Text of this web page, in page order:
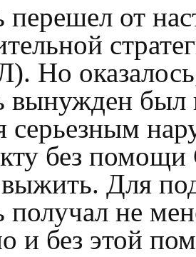
перешел от
Но оказалось,
вынужден был
серьезным
без
Для
получал не
и без этой